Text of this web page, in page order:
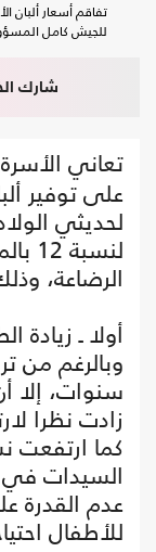
تفاقم أسعار ألبان
للجيش كامل
شارك
تعاني الأسرة
على توفير
لحديثي
الرضاعة،
أولا ـ زيادة
سنوات، إلا
زادت نظرا
كما ارتفعت
السيدات في
عدم القدرة
للأطفال